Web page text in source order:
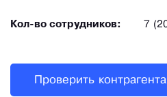
Кол-во сотрудников: 7
Проверить контрагента